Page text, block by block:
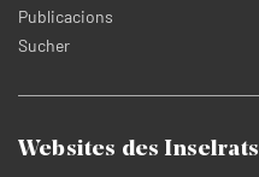
Publicacions
Sucher
Websites des Inselrats